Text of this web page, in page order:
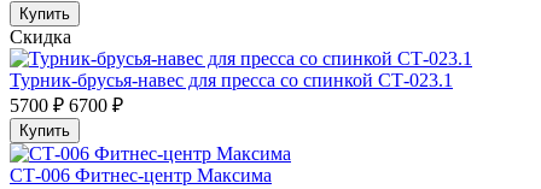
Купить
Скидка
Турник-брусья-навес для пресса со спинкой СТ-023.1
5700 ₽ 6700 ₽
Купить
СТ-006 Фитнес-центр Максима